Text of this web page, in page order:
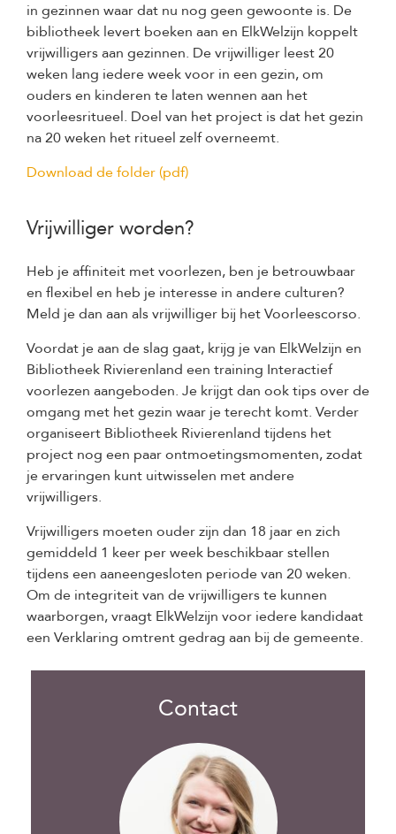
in gezinnen waar dat nu nog geen gewoonte is. De
bibliotheek levert boeken aan en ElkWelzijn koppelt
vrijwilligers aan gezinnen. De vrijwilliger leest 20
weken lang iedere week voor in een gezin, om
ouders en kinderen te laten wennen aan het
voorleesritueel. Doel van het project is dat het gezin
na 20 weken het ritueel zelf overneemt.
Download de folder (pdf)
Vrijwilliger worden?
Heb je affiniteit met voorlezen, ben je betrouwbaar
en flexibel en heb je interesse in andere culturen?
Meld je dan aan als vrijwilliger bij het Voorleescorso.
Voordat je aan de slag gaat, krijg je van ElkWelzijn en
Bibliotheek Rivierenland een training Interactief
voorlezen aangeboden. Je krijgt dan ook tips over de
omgang met het gezin waar je terecht komt. Verder
organiseert Bibliotheek Rivierenland tijdens het
project nog een paar ontmoetingsmomenten, zodat
je ervaringen kunt uitwisselen met andere
vrijwilligers.
Vrijwilligers moeten ouder zijn dan 18 jaar en zich
gemiddeld 1 keer per week beschikbaar stellen
tijdens een aaneengesloten periode van 20 weken.
Om de integriteit van de vrijwilligers te kunnen
waarborgen, vraagt ElkWelzijn voor iedere kandidaat
een Verklaring omtrent gedrag aan bij de gemeente.
Contact